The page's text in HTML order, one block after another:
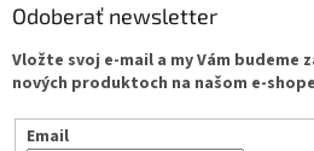
Odoberať newsletter
Vložte svoj e-mail a my Vám budeme
nových produktoch na našom e-
Email